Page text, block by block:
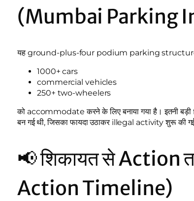
(Mumbai Parking
यह ground-plus-four podium parking
1000+ cars
commercial vehicles
250+ two-wheelers
को accommodate करने के लिए बनाया गया है। इतनी
बन गई थी, जिसका फायदा उठाकर illegal activity शुरू की
📢 शिकायत से Action
Action Timeline)